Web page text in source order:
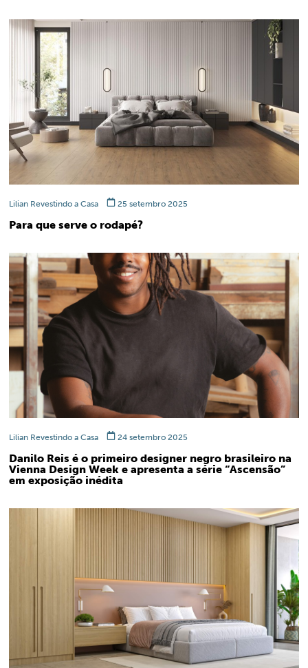
Lilian Revestindo a Casa 25 setembro 2025
Para que serve o rodapé?
Lilian Revestindo a Casa 24 setembro 2025
Danilo Reis é o primeiro designer negro brasileiro na
Vienna Design Week e apresenta a série “Ascensão”
em exposição inédita